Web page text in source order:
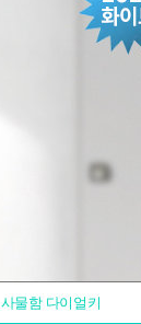
사물함 다이얼키